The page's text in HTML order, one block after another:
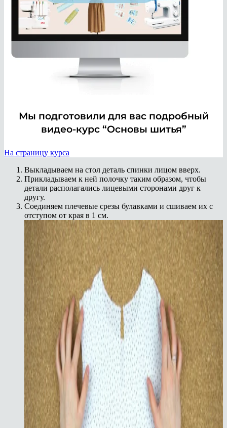
Мы подготовили для вас подробный
видео-курс “Основы шитья”
На страницу курса
Выкладываем на стол деталь спинки лицом вверх.
Прикладываем к ней полочку таким образом, чтобы
детали располагались лицевыми сторонами друг к
другу.
Соединяем плечевые срезы булавками и сшиваем их с
отступом от края в 1 см.